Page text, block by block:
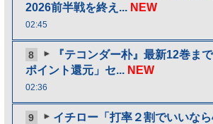
2026前半戦を終え... NEW
02:45
8
『テコンダー朴』最新12巻ま
ポイント還元」セ... NEW
02:36
9
イチロー「打率２割でいいなら